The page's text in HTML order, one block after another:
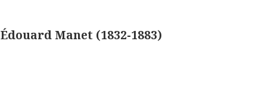
Édouard Manet (1832-1883)